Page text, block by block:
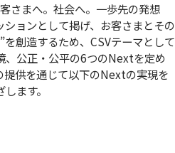
さまへ。社会へ。一歩先の発想
ョンとして掲げ、お客さまとその
創造するため、CSVテーマとして
、公正・公平の6つのNextを定め
提供を通じて以下のNextの実現を
ます。